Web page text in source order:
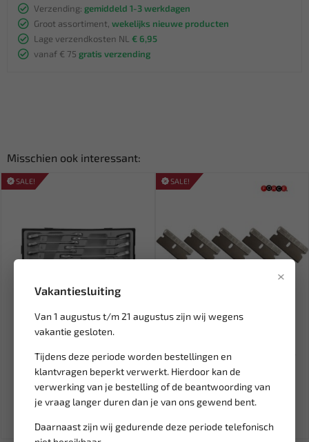
×
Vakantiesluiting
Van 1 augustus t/m 21 augustus zijn wij wegens
vakantie gesloten.
Tijdens deze periode worden bestellingen en
klantvragen beperkt verwerkt. Hierdoor kan de
verwerking van je bestelling of de beantwoording van
je vraag langer duren dan je van ons gewend bent.
Daarnaast zijn wij gedurende deze periode telefonisch
Verzending: gemiddeld 1-3 werkdagen
Groot assortiment, wekelijks nieuwe producten
Lage verzendkosten NL € 6,95
vanaf € 75 gratis verzending
Misschien ook interessant:
SALE!
Leverbaar
FORCE steek-ratelsleutelset
omkeerbaar SAE 8 delig...
153,66
180,77
Ex. btw: € 126,99
SALE!
Leverbaar
glasschraper (5 st) 9U2101-B
4,27
5,02
Ex. btw: € 3,53